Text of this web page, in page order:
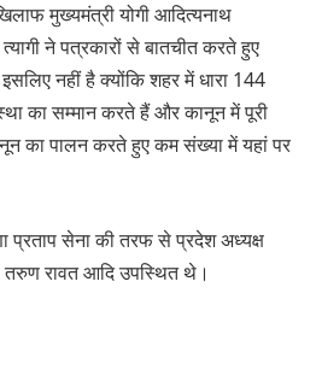
मुख्यमंत्री योगी आदित्यनाथ
त्यागी ने पत्रकारों से बातचीत करते हुए
नहीं है क्योंकि शहर में धारा 144
का सम्मान करते हैं और कानून में पूरी
का पालन करते हुए कम संख्या में यहां पर
प्रताप सेना की तरफ से प्रदेश अध्यक्ष
तरुण रावत आदि उपस्थित थे।